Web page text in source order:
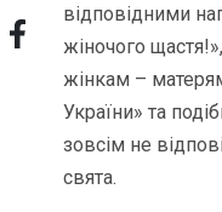
відповідними
жіночого
жінкам –
України» та
зовсім не
свята.